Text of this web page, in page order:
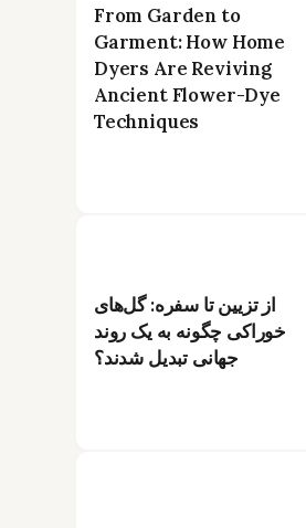
From Garden to
Garment: How Home
Dyers Are Reviving
Ancient Flower-Dye
Techniques
از تزیین تا سفره: گل‌های
خوراکی چگونه به یک روند
جهانی تبدیل شدند؟